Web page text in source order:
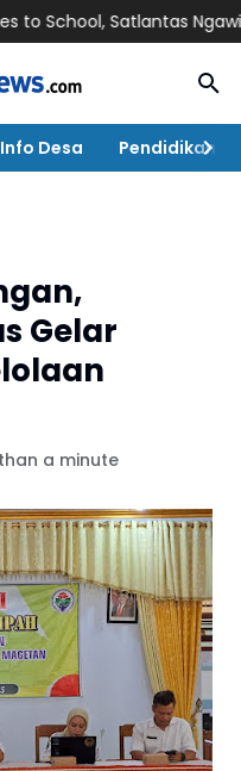
Satlantas Ngawi
Info Desa Pendidikan
Gelar
a minute